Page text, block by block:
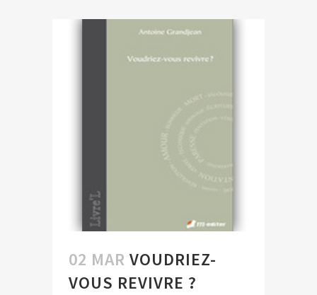
02 MAR VOUDRIEZ-
VOUS REVIVRE ?